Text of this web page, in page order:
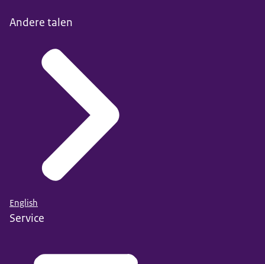
Andere talen
English
Service